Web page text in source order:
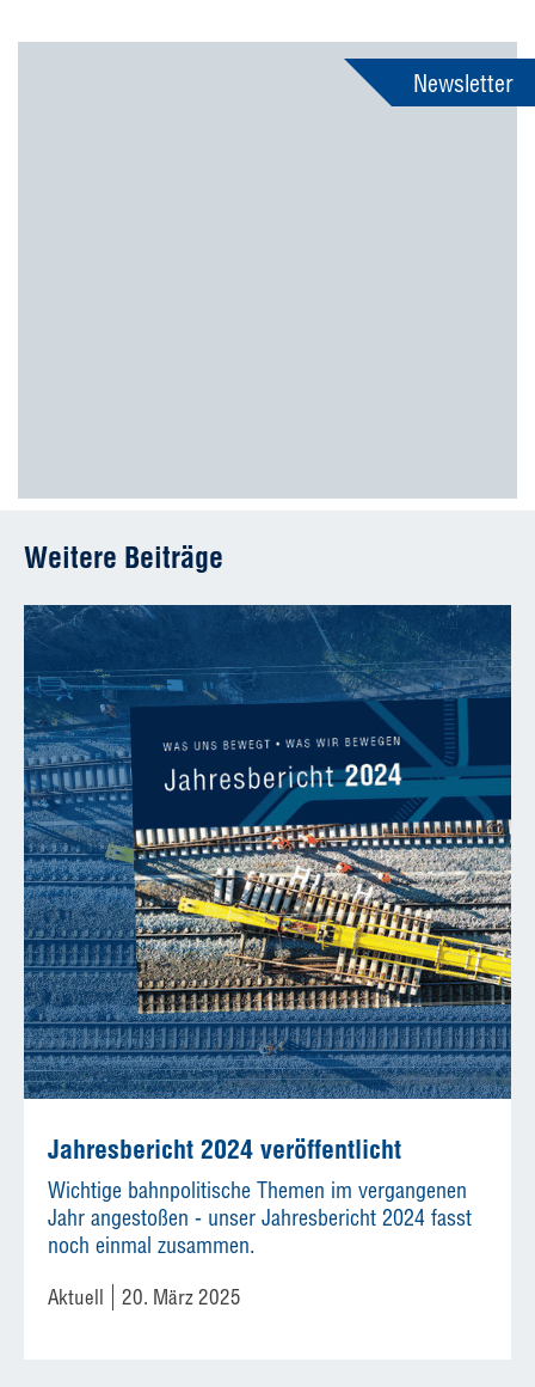
Newsletter
Weitere Beiträge
Jahresbericht 2024 veröffentlicht
Wichtige bahnpolitische Themen im vergangenen
Jahr angestoßen - unser Jahresbericht 2024 fasst
noch einmal zusammen.
Aktuell 20. März 2025